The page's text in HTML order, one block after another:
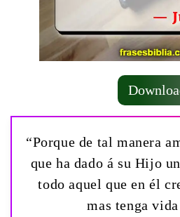
“Porque de tal manera
que ha dado á su Hijo
todo aquel que en él
mas tenga